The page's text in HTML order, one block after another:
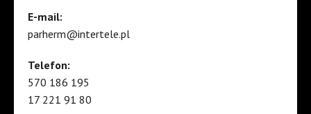
E-mail:
parherm@intertele.pl
Telefon:
570 186 195
17 221 91 80